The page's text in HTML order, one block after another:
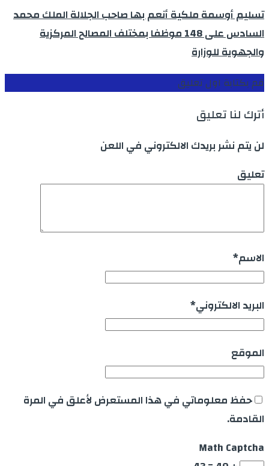
تسليم أوسمة ملكية أنعم بها صاحب الجلالة الملك محمد
السادس على 148 موظفا بمختلف المصالح المركزية
والجهوية للوزارة
قم بكتابة اول تعليق
أترك لنا تعليق
لن يتم نشر بريدك الالكتروني في اللعن
تعليق
الاسم*
البريد الالكتروني*
الموقع
حفظ معلوماتي في هذا المستعرض لأعلق في المرة
القادمة.
Math Captcha